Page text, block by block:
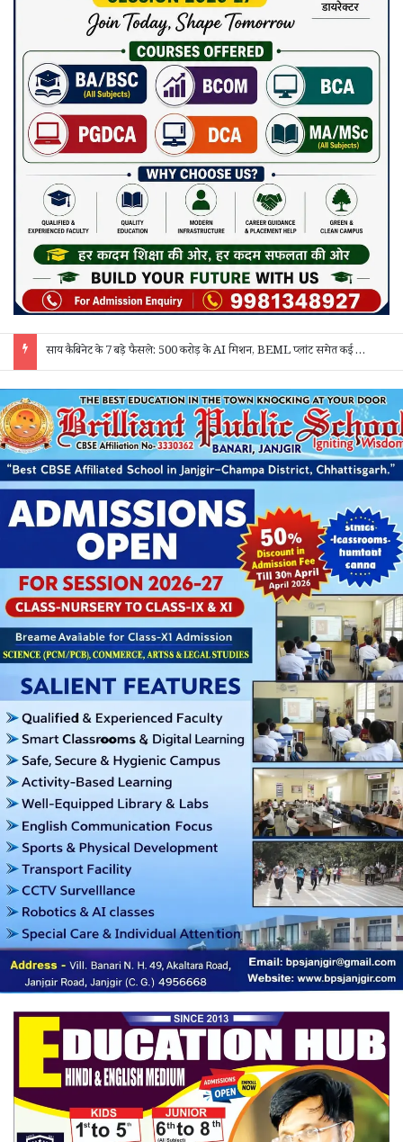
साय कैबिनेट के 7 बड़े फैसले: 500 करोड़ के AI मिशन, BEML प्लांट समेत कई अहम प्रस्तावों को मंजूरी